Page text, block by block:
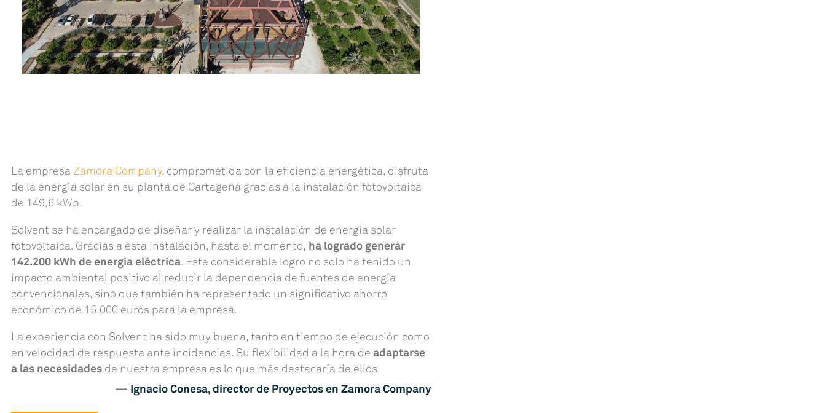
La empresa Zamora Company, comprometida con la eficiencia energética, disfruta
de la energía solar en su planta de Cartagena gracias a la instalación fotovoltaica
de 149,6 kWp.
Solvent se ha encargado de diseñar y realizar la instalación de energía solar
fotovoltaica. Gracias a esta instalación, hasta el momento, ha logrado generar
142.200 kWh de energía eléctrica. Este considerable logro no solo ha tenido un
impacto ambiental positivo al reducir la dependencia de fuentes de energía
convencionales, sino que también ha representado un significativo ahorro
económico de 15.000 euros para la empresa.
La experiencia con Solvent ha sido muy buena, tanto en tiempo de ejecución como
en velocidad de respuesta ante incidencias. Su flexibilidad a la hora de adaptarse
a las necesidades de nuestra empresa es lo que más destacaría de ellos
Ignacio Conesa, director de Proyectos en Zamora Company